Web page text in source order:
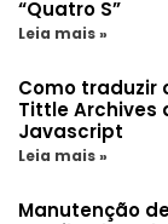
“Quatro S”
Leia mais »
Como traduzir
Tittle Archives
Javascript
Leia mais »
Manutenção